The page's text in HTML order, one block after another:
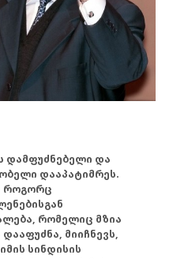
დამფუძნებელი და
დააპატიმრეს.
როგორც
რომელიც მზია
მიიჩნევს,
სინდისის